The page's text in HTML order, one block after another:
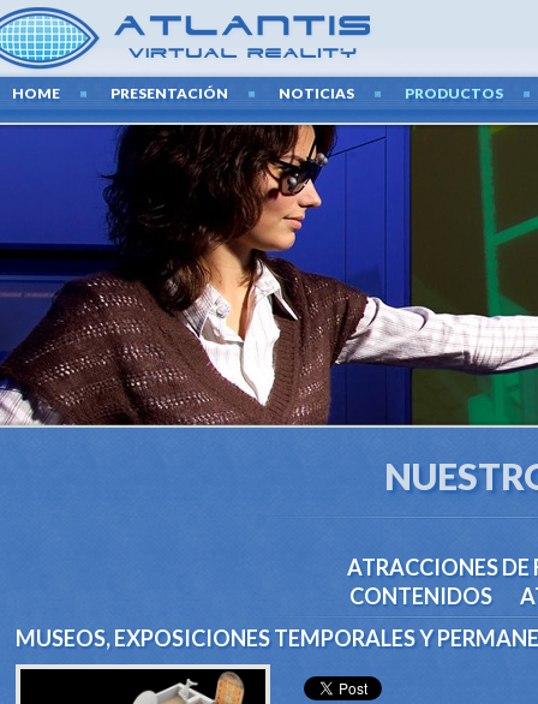
HOME PRESENTACIÓN NOTICIAS PRODUCTOS
ATRACCIONES DE
CONTENIDOS
MUSEOS, EXPOSICIONES TEMPORALES Y